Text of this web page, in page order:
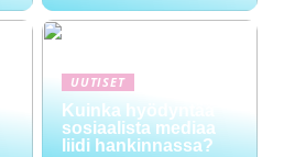
UUTISET
Kuinka hyödyntää
sosiaalista mediaa
liidi hankinnassa?